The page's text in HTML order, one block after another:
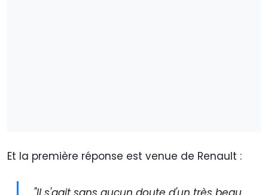
Et la première réponse est venue de Renault :